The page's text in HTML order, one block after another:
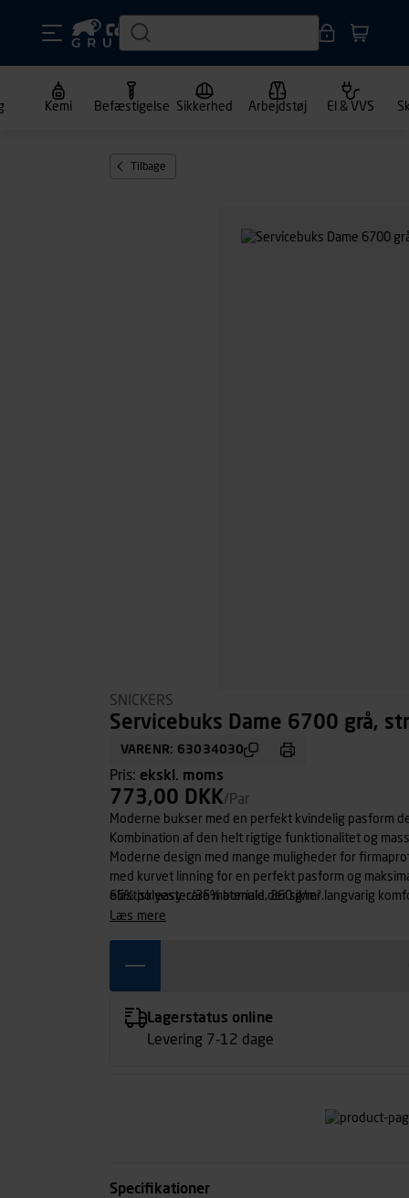
Kemi Befæstigelse Sikkerhed Arbejdstøj El & VVS
Tilbage
SNICKERS
Servicebuks Dame 6700 grå,
VARENR: 63034030
Pris: ekskl. moms
773,00 DKK/Par
Moderne bukser med en perfekt kvindelig pasform
Kombination af den helt rigtige funktionalitet og
Moderne design med mange muligheder for
med kurvet linning for en perfekt pasform og
elastisk easy-care materiale der sikrer langvarig
med mobiltelefonlomme og lettilgængelig lomme til
65% polyester/35% bomuld, 260 g/m².
læs mere
Lagerstatus online
Levering 7-12 dage
Specifikationer